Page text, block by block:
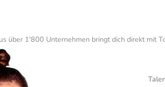
über 1'800 Unternehmen bringt dich direkt mit